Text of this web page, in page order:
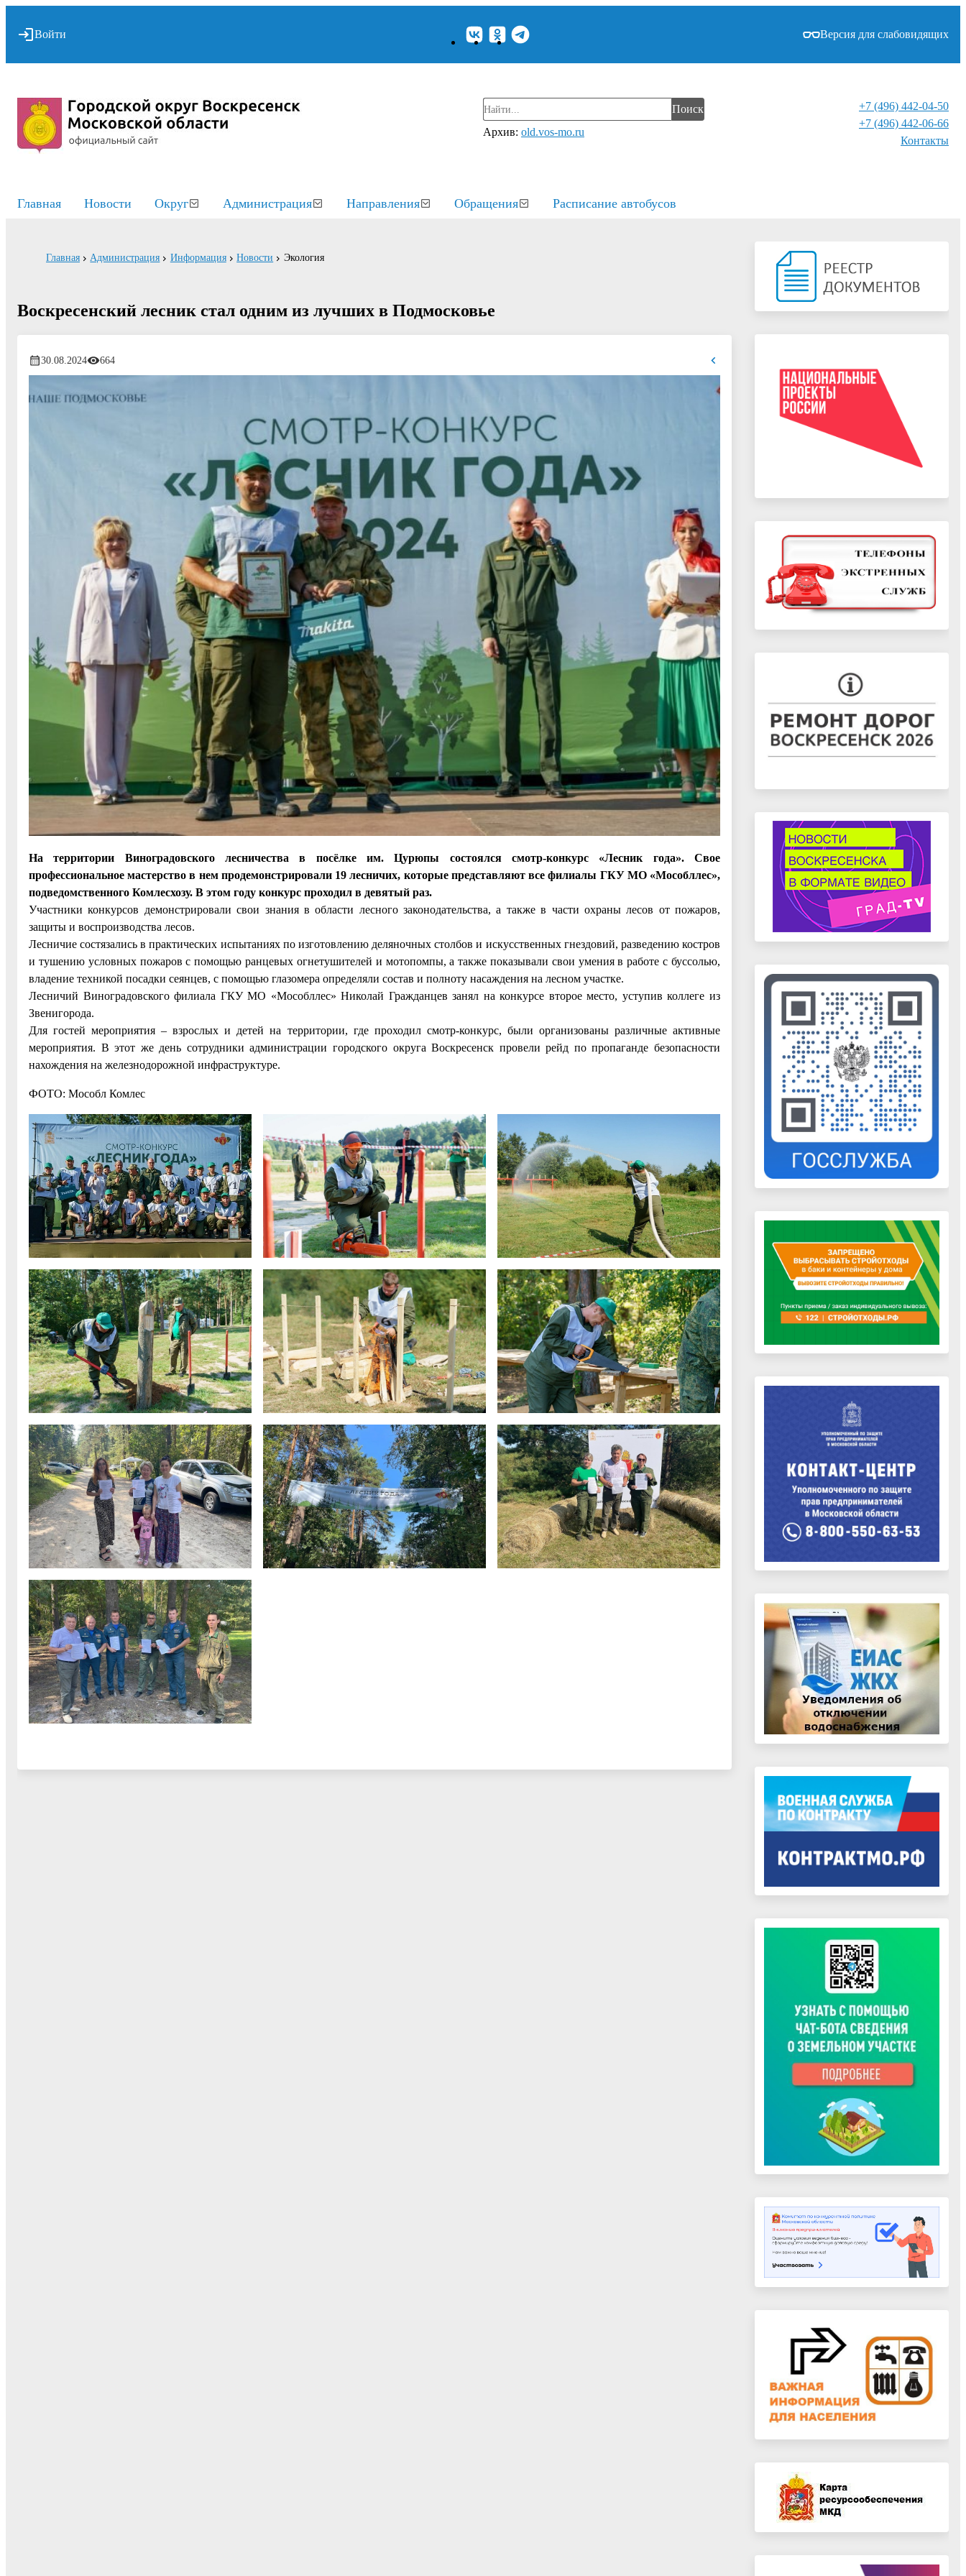
Войти Версия для слабовидящих
Поиск
Архив: old.vos-mo.ru
+7 (496) 442-04-50
+7 (496) 442-06-66
Контакты⁠
Главная Новости Округ Администрация Направления Обращения Расписание автобусов
Главная Администрация Информация Новости Экология
Воскресенский лесник стал одним из лучших в Подмосковье
30.08.2024 664
На территории Виноградовского лесничества в посёлке им. Цурюпы состоялся смотр-конкурс «Лесник года». Свое
профессиональное мастерство в нем продемонстрировали 19 лесничих, которые представляют все филиалы ГКУ МО «Мособллес»,
подведомственного Комлесхозу. В этом году конкурс проходил в девятый раз.
Участники конкурсов демонстрировали свои знания в области лесного законодательства, а также в части охраны лесов от пожаров,
защиты и воспроизводства лесов.
Лесничие состязались в практических испытаниях по изготовлению деляночных столбов и искусственных гнездовий, разведению костров
и тушению условных пожаров с помощью ранцевых огнетушителей и мотопомпы, а также показывали свои умения в работе с буссолью,
владение техникой посадки сеянцев, с помощью глазомера определяли состав и полноту насаждения на лесном участке.
Лесничий Виноградовского филиала ГКУ МО «Мособллес» Николай Гражданцев занял на конкурсе второе место, уступив коллеге из
Звенигорода.
Для гостей мероприятия – взрослых и детей на территории, где проходил смотр-конкурс, были организованы различные активные
мероприятия. В этот же день сотрудники администрации городского округа Воскресенск провели рейд по пропаганде безопасности
нахождения на железнодорожной инфраструктуре.
ФОТО: Мособл Комлес